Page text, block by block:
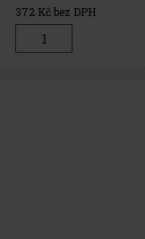
372 Kč bez DPH